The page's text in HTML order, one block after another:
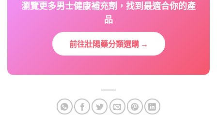
瀏覽更多男士健康補充劑，找到最適合你的產
品
前往壯陽藥分類選購 →